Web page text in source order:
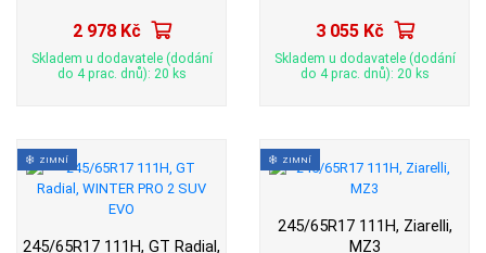
2 978 Kč
Skladem u dodavatele (dodání
do 4 prac. dnů): 20 ks
3 055 Kč
Skladem u dodavatele (dodání
do 4 prac. dnů): 20 ks
ZIMNÍ
245/65R17 111H, GT Radial,
ZIMNÍ
245/65R17 111H, Ziarelli,
MZ3